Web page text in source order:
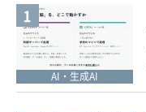
1
AI・生成AI